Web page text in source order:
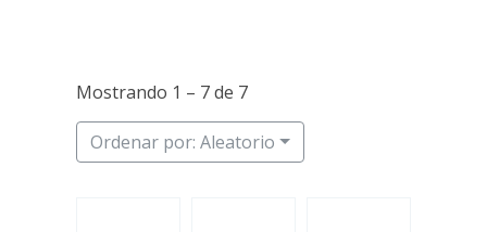
Mostrando 1 – 7 de 7
Ordenar por: Aleatorio